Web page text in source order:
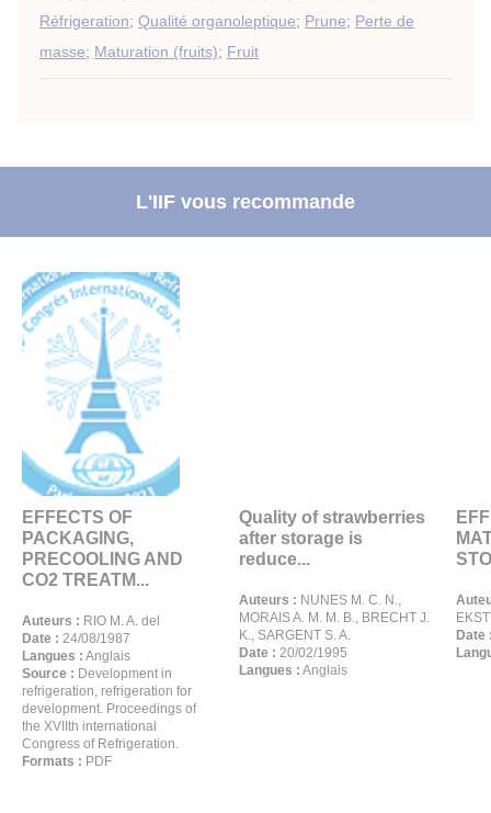
Réfrigeration; Qualité organoleptique; Prune; Perte de
masse; Maturation (fruits); Fruit
L'IIF vous recommande
EFFECTS OF
PACKAGING,
PRECOOLING AND
CO2 TREATM...
Auteurs : RIO M. A. del
Date : 24/08/1987
Langues : Anglais
Source : Development in
refrigeration, refrigeration for
development. Proceedings of
the XVIIth international
Congress of Refrigeration.
Formats : PDF
Quality of strawberries
after storage is
reduce...
Auteurs : NUNES M. C. N.,
MORAIS A. M. M. B., BRECHT J.
K., SARGENT S. A.
Date : 20/02/1995
Langues : Anglais
Date